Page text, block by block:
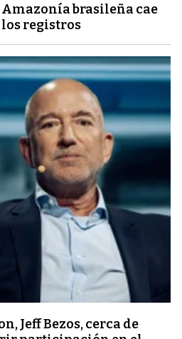
brasileña cae
los registros
Jeff Bezos, cerca de